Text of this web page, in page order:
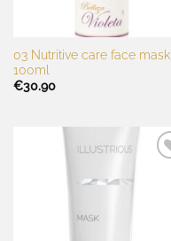
03 Nutritive care face mask
100ml
€30.90